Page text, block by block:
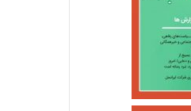
سومین واحد بخار نیروگاه عسلویه در آستانه اتصال به شبکه